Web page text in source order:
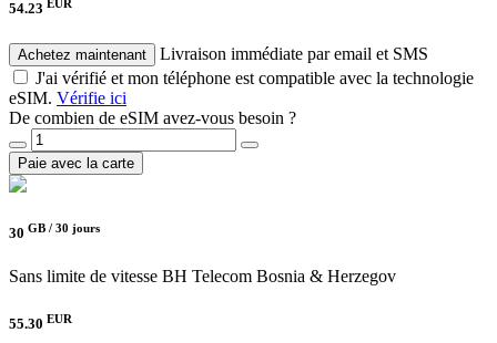
54.23 EUR
Achetez maintenant
Livraison immédiate par email et SMS
J'ai vérifié et mon téléphone est compatible avec la technologie
eSIM. Vérifie ici
De combien de eSIM avez-vous besoin ?
Paie avec la carte
30 GB / 30 jours
Sans limite de vitesse BH Telecom Bosnia & Herzegov
55.30 EUR